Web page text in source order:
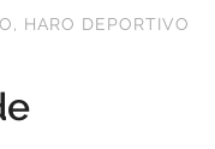
, HARO DEPORTIVO